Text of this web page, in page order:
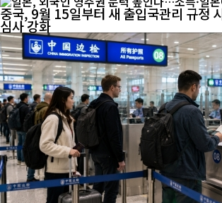
중국, 9월 15일부터 새 출입국관리 규정
심사 강화